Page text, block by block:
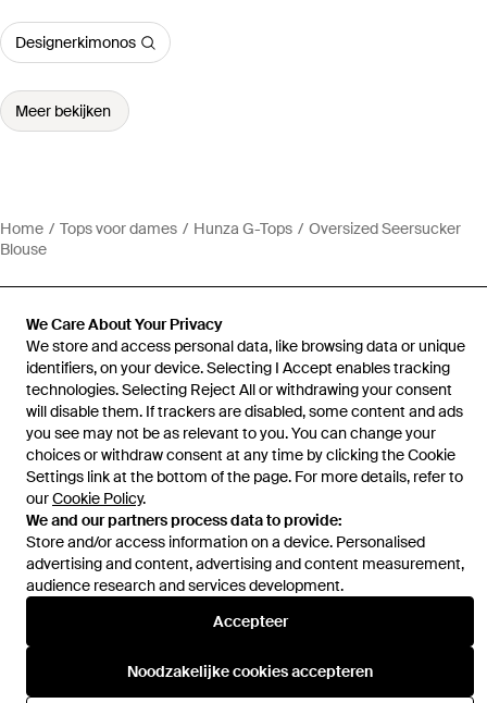
We Care About Your Privacy
We store and access personal data, like browsing data or unique
identifiers, on your device. Selecting I Accept enables tracking
technologies. Selecting Reject All or withdrawing your consent
will disable them. If trackers are disabled, some content and ads
you see may not be as relevant to you. You can change your
choices or withdraw consent at any time by clicking the Cookie
Settings link at the bottom of the page. For more details, refer to
ourCookie Policy.
We and our partners process data to provide:
Store and/or access information on a device. Personalised
advertising and content, advertising and content measurement,
audience research and services development.
Accepteer
Noodzakelijke cookies accepteren
Designerkimonos
Meer bekijken
Home Tops voor dames Hunza G-Tops
Oversized Seersucker
Blouse
Hulp en informatie